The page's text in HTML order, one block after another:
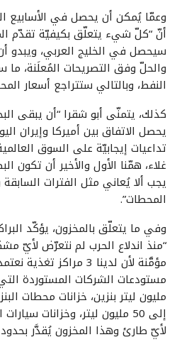
وعمّا يُمكن أن يحصل في الأسابيع
أنّ “كلّ شيء يتعلّق بكيفيّة تقدّم
سيحصل في الخليج العربي، ويبدو أن
والحلّ وفق التصريحات المُعلَنة،
النفط، وبالتالي ستتراجع أسعار
كذلك، يتمنّى أبو شقرا “أن يبقى
يحصل الاتفاق بين أميركا وإيران
تداعيات إيجابيّة على السوق
غلاء، همّنا الأول والأخير أن تكون
يجب ألا يُعاني مثل الفترات
المحطات”.
وفي ما يتعلّق بالمخزون، يؤكّد
“منذ اندلاع الحرب لم نتعرّض لأيّ
مؤمَّنة لأن لدينا 3
إلى 50 مليون ليتر، وخزانات
لأيّ طارئ وهذا المخزون يُقدَّر بحدود الـ 40 مليون